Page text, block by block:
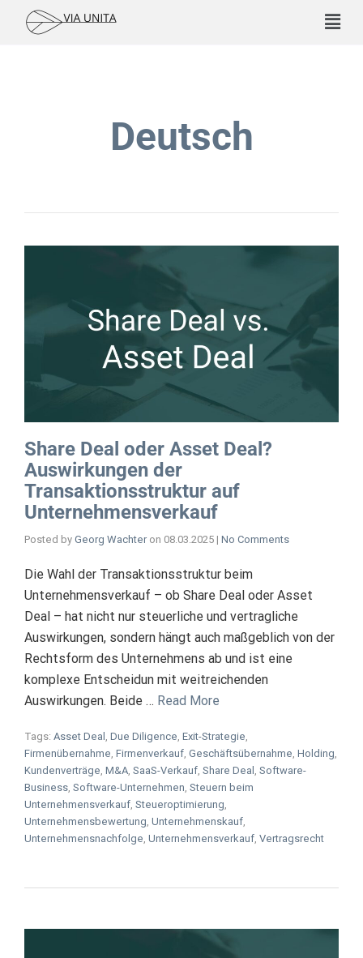
Deutsch
Share Deal oder Asset Deal?
Auswirkungen der
Transaktionsstruktur auf
Unternehmensverkauf
Posted by Georg Wachter on 08.03.2025 | No Comments
Die Wahl der Transaktionsstruktur beim
Unternehmensverkauf – ob Share Deal oder Asset
Deal – hat nicht nur steuerliche und vertragliche
Auswirkungen, sondern hängt auch maßgeblich von der
Rechtsform des Unternehmens ab und ist eine
komplexe Entscheidun mit weitreichenden
Auswirkungen. Beide … Read More
Tags: Asset Deal , Due Diligence, Exit-Strategie,
Firmenübernahme, Firmenverkauf, Geschäftsübernahme, Holding,
Kundenverträge, M&A, SaaS-Verkauf, Share Deal , Software-
Business, Software-Unternehmen, Steuern beim
Unternehmensverkauf, Steueroptimierung,
Unternehmensbewertung, Unternehmenskauf,
Unternehmensnachfolge, Unternehmensverkauf, Vertragsrecht